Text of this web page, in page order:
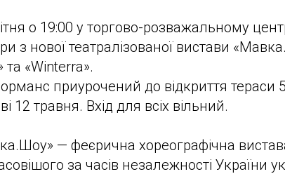
о 19:00 у торгово-розважальному
з нової театралізованої вистави
та «Winterra».
приурочений до відкриття тераси
12 травня. Вхід для всіх вільний.
— феєрична хореографічна
за часів незалежності України